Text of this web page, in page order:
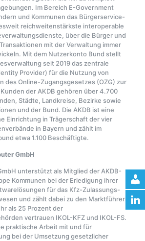
Im Bereich E-Government
und Kommunen das Bürgerservice-
reichweitenstärkste interoperable
über die Bürger und
mit der Verwaltung immer
Mit dem Nutzerkonto Bund stellt
seit 2019 das zentrale
Provider) für die Nutzung von
des Online-Zugangsgesetzes (OZG) zur
der AKDB gehören über 4.700
Städte, Landkreise, Bezirke sowie
und der Bund. Die AKDB ist eine
Einrichtung in Trägerschaft der vier
in Bayern und zählt im
etwa 1.100 Beschäftigte.
GmbH
unterstützt als Mitglied der AKDB-
Kommunen bei der Erledigung ihrer
für das Kfz-Zulassungs-
und zählt dabei zu den Marktführern
als 25 Prozent der
vertrauen IKOL-KFZ und IKOL-FS.
praktische Arbeit mit und für
bei der Umsetzung gesetzlicher